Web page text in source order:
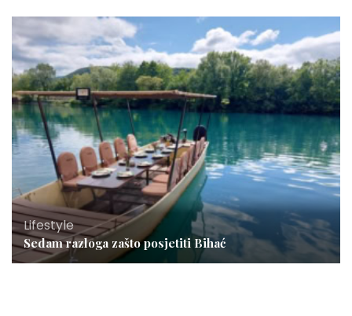
Lifestyle
Sedam razloga zašto posjetiti Bihać